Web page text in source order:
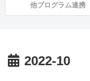
他プログラム連携
2022-10